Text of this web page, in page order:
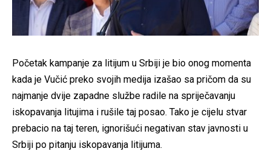
Početak kampanje za litijum u Srbiji je bio onog momenta
kada je Vučić preko svojih medija izašao sa pričom da su
najmanje dvije zapadne službe radile na spriječavanju
iskopavanja litujima i rušile taj posao. Tako je cijelu stvar
prebacio na taj teren, ignorišući negativan stav javnosti u
Srbiji po pitanju iskopavanja litijuma.